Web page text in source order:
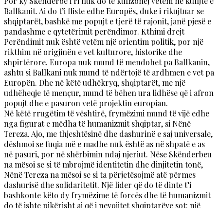
Ballkanit. Ai do t’i fliste edhe Europës, duke i rikujtuar se
shqiptarët, bashkë me popujt e tjerë të rajonit, janë pjesë e
pandashme e qytetërimit perëndimor. Kthimi drejt
Perëndimit nuk është vetëm një orientim politik, por një
rikthim në origjinën e vet kulturore, historike dhe
shpirtërore. Europa nuk mund të mendohet pa Ballkanin,
ashtu si Ballkani nuk mund të ndërtojë të ardhmen e vet pa
Europën. Dhe në këtë udhëkryq, shqiptarët, me një
udhëheqje të mençur, mund të bëhen ura lidhëse që i afron
popujt dhe e pasuron vetë projektin europian.
Në këtë rrugëtim të vështirë, frymëzimi mund të vijë edhe
nga figurat e mëdha të humanizmit shqiptar, si Nënë
Tereza. Ajo, me thjeshtësinë dhe dashurinë e saj universale,
dëshmoi se fuqia më e madhe nuk është as në shpatë e as
në pasuri, por në shërbimin ndaj njeriut. Nëse Skënderbeu
na mësoi se si të mbrojmë identitetin dhe dinjitetin tonë,
Nënë Tereza na mësoi se si ta përjetësojmë atë përmes
dashurisë dhe solidaritetit. Një lider që do të dinte t’i
bashkonte këto dy frymëzime të forcës dhe të humanizmit
do të ishte pikërisht ai që i nevojitet shqiptarëve sot: një